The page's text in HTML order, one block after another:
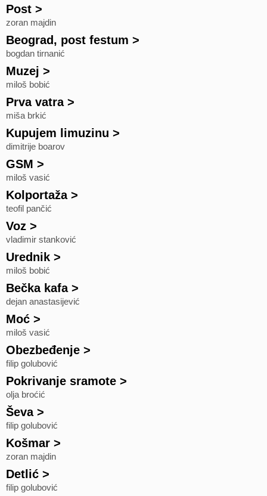
Post >
zoran majdin
Beograd, post festum >
bogdan tirnanić
Muzej >
miloš bobić
Prva vatra>
miša brkić
Kupujem limuzinu >
dimitrije boarov
GSM >
miloš vasić
Kolportaža>
teofil pančić
Voz >
vladimir stanković
Urednik >
miloš bobić
Bečka kafa>
dejan anastasijević
Moć >
miloš vasić
Obezbeđenje >
filip golubović
Pokrivanje sramote >
olja broćić
Ševa>
filip golubović
Košmar >
zoran majdin
Detlić >
filip golubović